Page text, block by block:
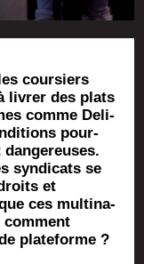
cour­siers
livrer des plats
comme Deli­
pour­
syn­di­cats se
et
ces mul­ti­na­
com­ment
plateforme ?